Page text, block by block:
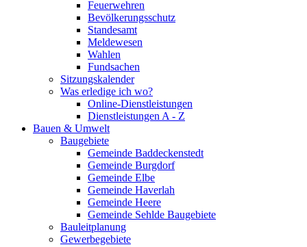
Feuerwehren
Bevölkerungsschutz
Standesamt
Meldewesen
Wahlen
Fundsachen
Sitzungskalender
Was erledige ich wo?
Online-Dienstleistungen
Dienstleistungen A - Z
Bauen & Umwelt
Baugebiete
Gemeinde Baddeckenstedt
Gemeinde Burgdorf
Gemeinde Elbe
Gemeinde Haverlah
Gemeinde Heere
Gemeinde Sehlde Baugebiete
Bauleitplanung
Gewerbegebiete